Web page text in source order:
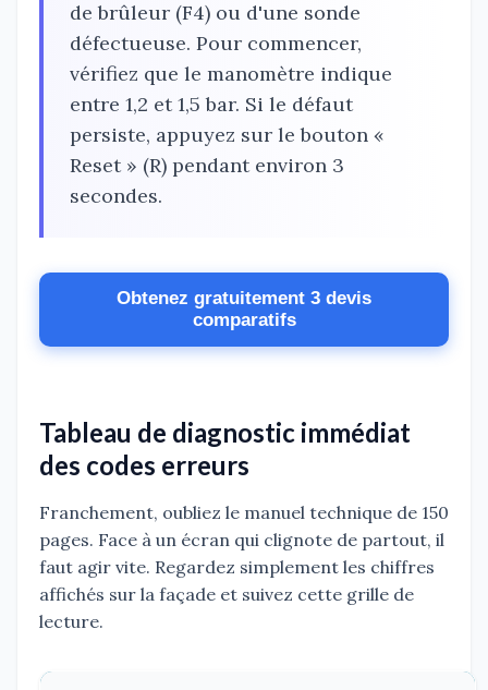
de brûleur (F4) ou d'une sonde
défectueuse. Pour commencer,
vérifiez que le manomètre indique
entre 1,2 et 1,5 bar. Si le défaut
persiste, appuyez sur le bouton «
Reset » (R) pendant environ 3
secondes.
Obtenez gratuitement 3 devis
comparatifs
Tableau de diagnostic immédiat
des codes erreurs
Franchement, oubliez le manuel technique de 150
pages. Face à un écran qui clignote de partout, il
faut agir vite. Regardez simplement les chiffres
affichés sur la façade et suivez cette grille de
lecture.